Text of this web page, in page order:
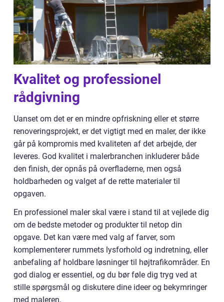
Kvalitet og professionel
rådgivning
Uanset om det er en mindre opfriskning eller et større
renoveringsprojekt, er det vigtigt med en maler, der ikke
går på kompromis med kvaliteten af det arbejde, der
leveres. God kvalitet i malerbranchen inkluderer både
den finish, der opnås på overfladerne, men også
holdbarheden og valget af de rette materialer til
opgaven.
En professionel maler skal være i stand til at vejlede dig
om de bedste metoder og produkter til netop din
opgave. Det kan være med valg af farver, som
komplementerer rummets lysforhold og indretning, eller
anbefaling af holdbare løsninger til højtrafikområder. En
god dialog er essentiel, og du bør føle dig tryg ved at
stille spørgsmål og diskutere dine ideer og bekymringer
med maleren.